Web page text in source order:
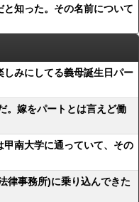
知った。その名前について
しみにしてる義母誕生日パー
。嫁をパートとは言えど働
甲南大学に通っていて、その
律事務所)に乗り込んできた